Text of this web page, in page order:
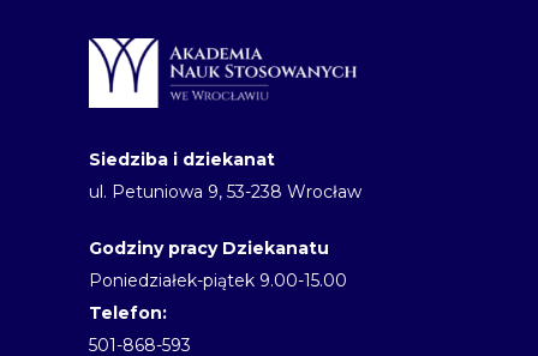
Siedziba i dziekanat
ul. Petuniowa 9, 53-238 Wrocław
Godziny pracy Dziekanatu
Poniedziałek-piątek 9.00-15.00
Telefon:
501-868-593